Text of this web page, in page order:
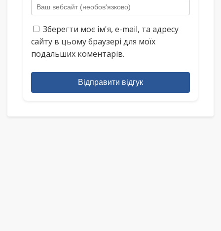
Зберегти моє ім'я, e-mail, та адресу
сайту в цьому браузері для моїх
подальших коментарів.
Відправити відгук